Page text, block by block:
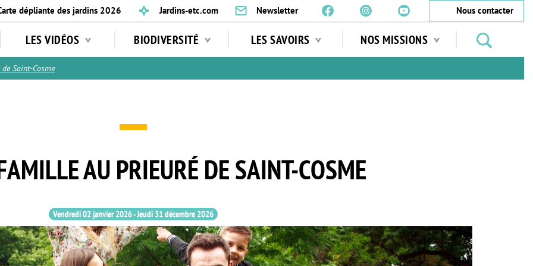
dépliante des jardins 2026 Jardins-etc.com Newsletter
Nous contacter
LES VIDÉOS BIODIVERSITÉ LES SAVOIRS NOS MISSIONS
jardins
de Saint-Cosme
AU PRIEURÉ DE SAINT-COSME
Vendredi 02 janvier 2026-Jeudi 31 décembre 2026